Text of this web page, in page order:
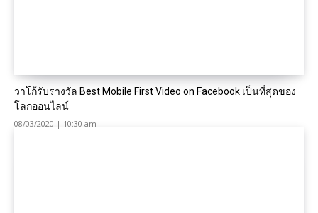
วาโก้รับรางวัล Best Mobile First Video on Facebook เป็นที่สุดของ
โลกออนไลน์
08/03/2020 | 10:30 am